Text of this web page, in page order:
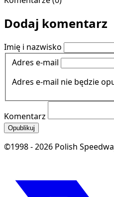
Dodaj komentarz
Imię i nazwisko
Adres e-mail
Adres e-mail nie będzie
Komentarz
Opublikuj
©1998 - 2026 Polish